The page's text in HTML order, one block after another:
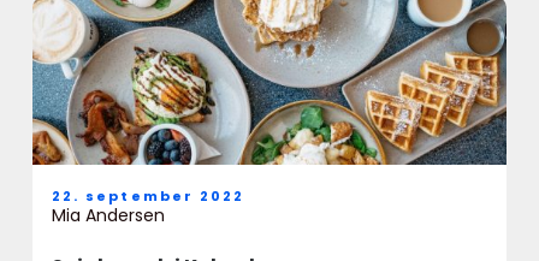
22. september 2022
Mia Andersen